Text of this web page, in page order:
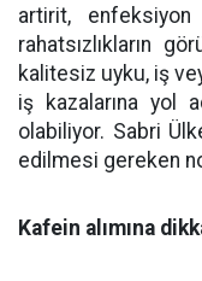
artirit, enfeksiyon
rahatsızlıkların
kalitesiz uyku, iş
iş kazalarına yol
olabiliyor. Sabri
edilmesi gereken
Kafein alımına